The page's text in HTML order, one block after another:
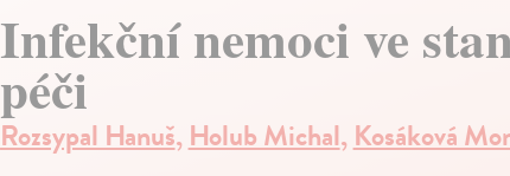
Infekční nemoci ve
péči
Rozsypal Hanuš,Holub Michal,Kosáková